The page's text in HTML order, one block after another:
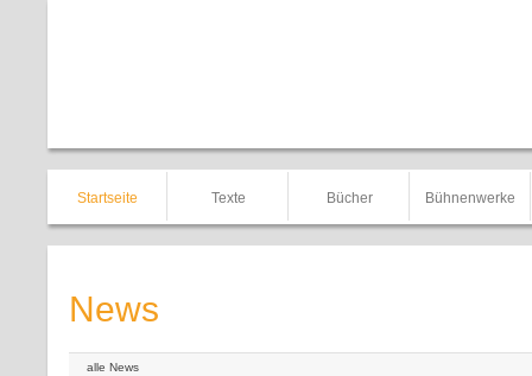
Startseite Texte Bücher Bühnenwerke
News
alle News